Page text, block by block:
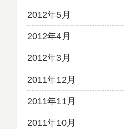
2012年5月
2012年4月
2012年3月
2011年12月
2011年11月
2011年10月